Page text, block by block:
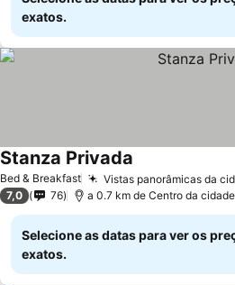
exatos.
Bed & Breakfast Vistas panorâmicas da
Stanza Privada
7,0 76 a 0.7 km de Centro da cidade
Selecione as datas para ver os
exatos.